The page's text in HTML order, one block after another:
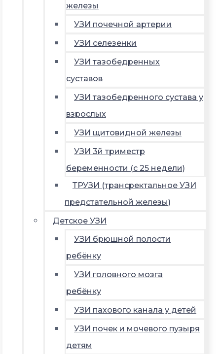
железы
УЗИ почечной артерии
УЗИ селезенки
УЗИ тазобедренных
суставов
УЗИ тазобедренного сустава у
взрослых
УЗИ щитовидной железы
УЗИ 3й триместр
беременности (с 25 недели)
ТРУЗИ (трансректальное УЗИ
предстательной железы)
Детское УЗИ
УЗИ брюшной полости
ребёнку
УЗИ головного мозга
ребёнку
УЗИ пахового канала у детей
УЗИ почек и мочевого пузыря
детям